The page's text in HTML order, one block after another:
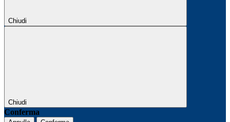
Chiudi
Chiudi
Conferma